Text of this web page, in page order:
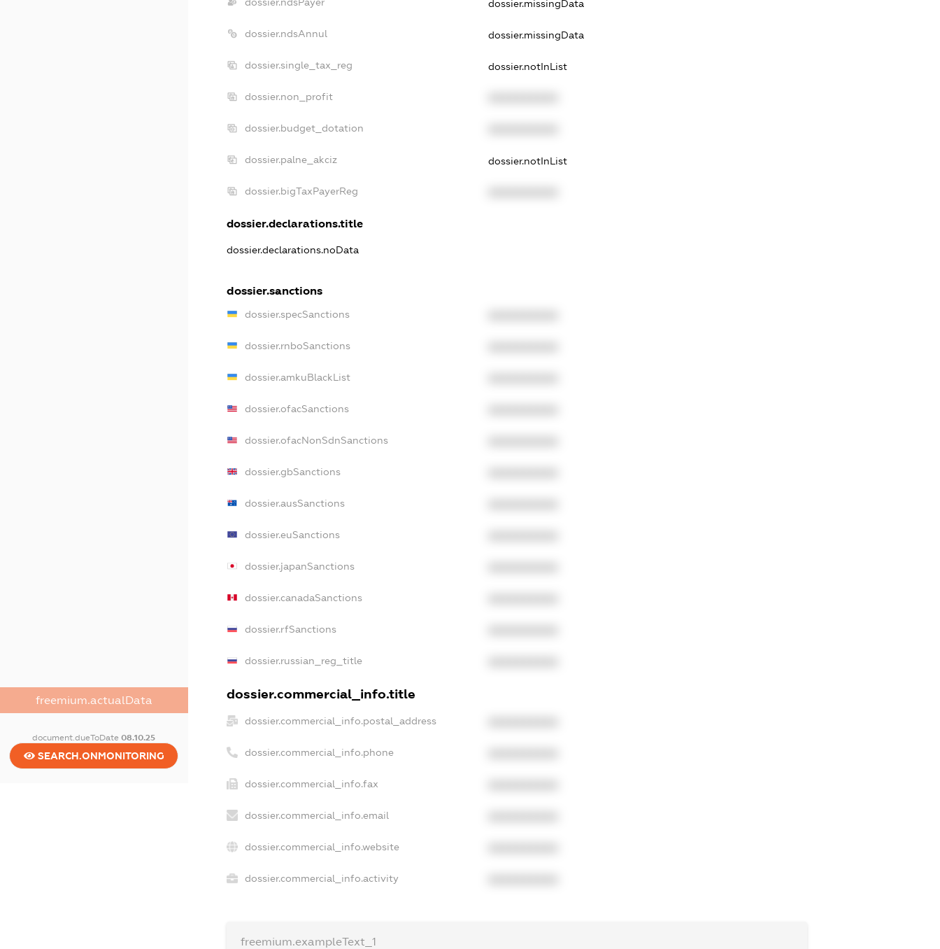
freemium.actualData
document.dueToDate08.10.25
SEARCH.ONMONITORING
dossier.missingData
dossier.ndsAnnul dossier.missingData
dossier.single_tax_reg dossier.notInList
dossier.non_profit
dossier.budget_dotation
dossier.palne_akciz dossier.notInList
dossier.bigTaxPayerReg
dossier.declarations.title
dossier.declarations.noData
dossier.sanctions
dossier.specSanctions
dossier.rnboSanctions
dossier.amkuBlackList
dossier.ofacSanctions
dossier.ofacNonSdnSanctions
dossier.gbSanctions
dossier.ausSanctions
dossier.euSanctions
dossier.japanSanctions
dossier.canadaSanctions
dossier.rfSanctions
dossier.russian_reg_title
dossier.commercial_info.title
dossier.commercial_info.postal_address
dossier.commercial_info.phone
dossier.commercial_info.fax
dossier.commercial_info.email
dossier.commercial_info.website
dossier.commercial_info.activity
freemium.exampleText_1